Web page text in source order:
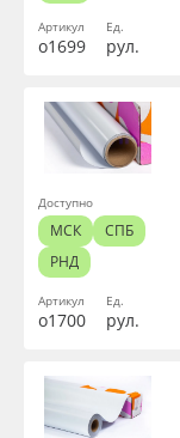
Артикул
о1699
Ед.
рул.
Артикул
о1700
Ед.
рул.
Доступно
МСК
СПБ
РНД